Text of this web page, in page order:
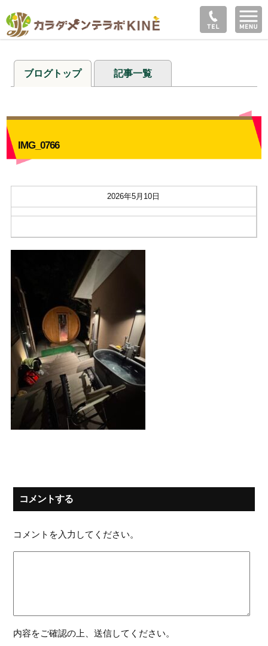
ブログトップ 記事一覧
IMG_0766
2026年5月10日
コメントする
コメントを入力してください。
内容をご確認の上、送信してください。